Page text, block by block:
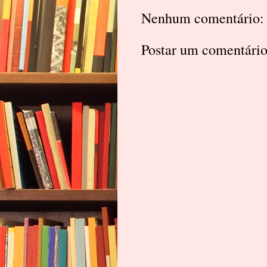
Nenhum comentário:
Postar um comentário